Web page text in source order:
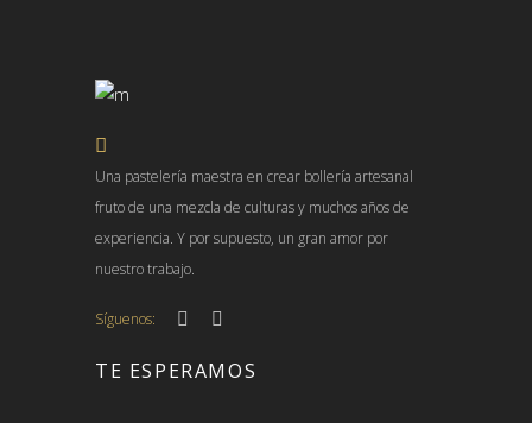
Una pastelería maestra en crear bollería artesanal
fruto de una mezcla de culturas y muchos años de
experiencia. Y por supuesto, un gran amor por
nuestro trabajo.
Síguenos:
TE ESPERAMOS